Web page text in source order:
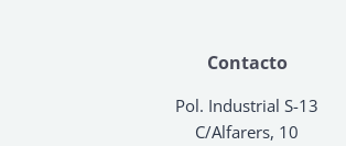
Contacto
Pol. Industrial S-13
C/Alfarers, 10